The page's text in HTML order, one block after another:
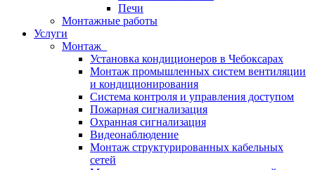
Печи
Монтажные работы
Услуги
Монтаж
Установка кондиционеров в Чебоксарах
Монтаж промышленных систем вентиляции
и кондиционирования
Система контроля и управления доступом
Пожарная сигнализация
Охранная сигнализация
Видеонаблюдение
Монтаж структурированных кабельных
сетей